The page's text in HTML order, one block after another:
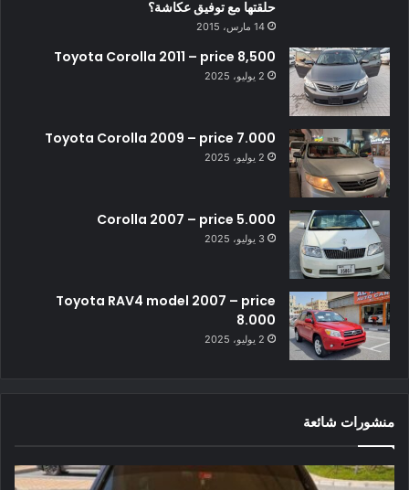
حلقتها مع توفيق عكاشة؟
14 مارس، 2015
Toyota Corolla 2011 – price 8,500
2 يوليو، 2025
Toyota Corolla 2009 – price 7.000
2 يوليو، 2025
Corolla 2007 – price 5.000
3 يوليو، 2025
Toyota RAV4 model 2007 – price
8.000
2 يوليو، 2025
منشورات شائعة